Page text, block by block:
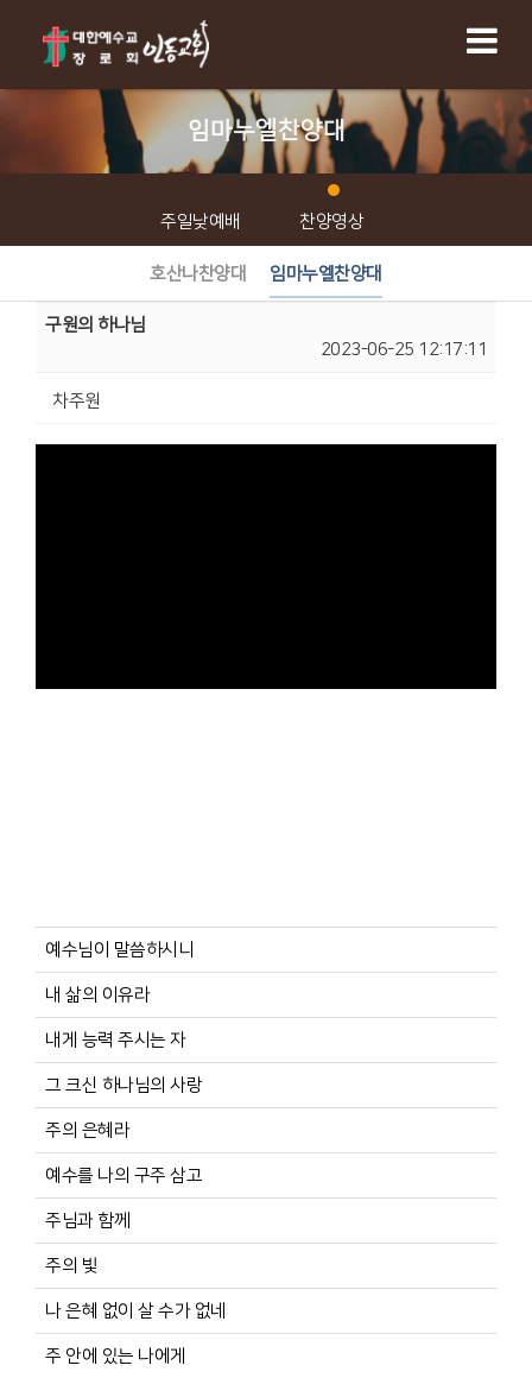
임마누엘찬양대
주일낮예배 찬양영상
호산나찬양대 임마누엘찬양대
구원의 하나님
2023-06-25 12:17:11
차주원
예수님이 말씀하시니
내 삶의 이유라
내게 능력 주시는 자
그 크신 하나님의 사랑
주의 은혜라
예수를 나의 구주 삼고
주님과 함께
주의 빛
나 은혜 없이 살 수가 없네
주 안에 있는 나에게